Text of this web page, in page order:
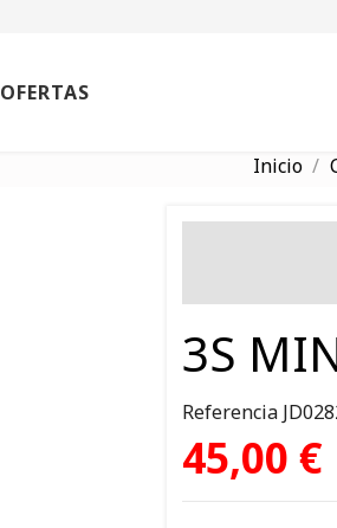
OFERTAS
Inicio
3S
Referencia
45,00 €